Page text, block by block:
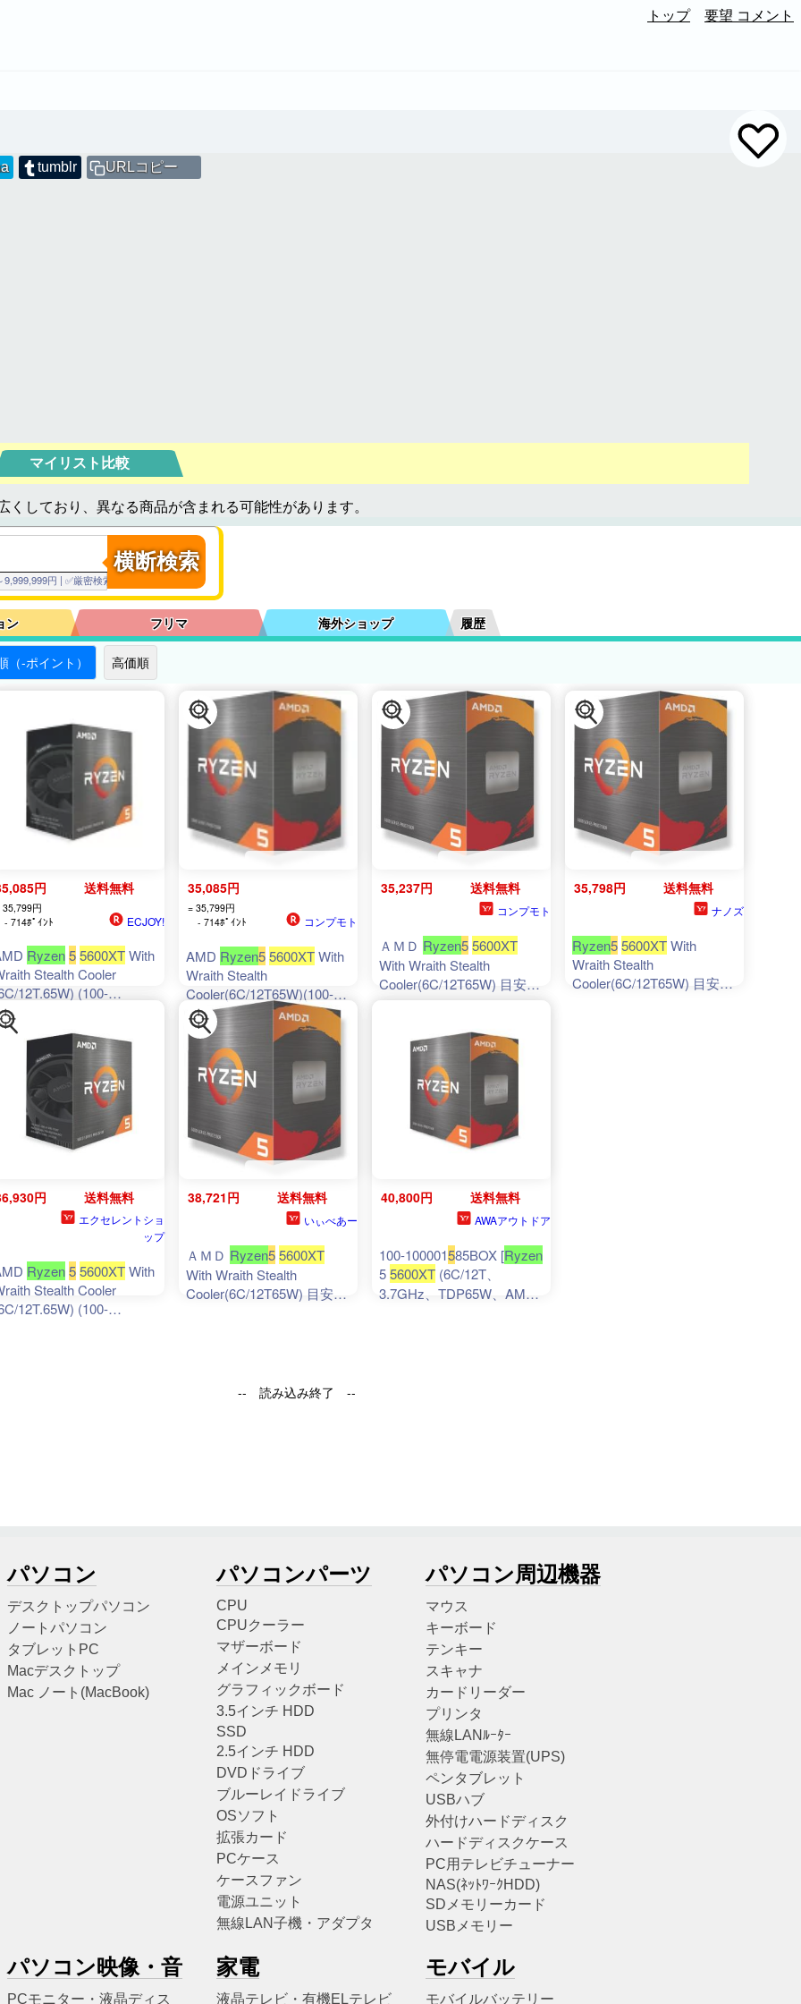
トップ 要望 コメント
tumblr URLコピー
マイリスト比較
しており、異なる商品が含まれる可能性があります。
パソコン
デスクトップパソコン
ノートパソコン
タブレットPC
Macデスクトップ
Mac ノート(MacBook)
パソコンパーツ
CPU
CPUクーラー
マザーボード
メインメモリ
グラフィックボード
3.5インチ HDD
SSD
2.5インチ HDD
DVDドライブ
ブルーレイドライブ
OSソフト
拡張カード
PCケース
ケースファン
電源ユニット
無線LAN子機・アダプタ
パソコン周辺機器
マウス
キーボード
テンキー
スキャナ
カードリーダー
プリンタ
無線LANﾙｰﾀｰ
無停電電源装置(UPS)
ペンタブレット
USBハブ
外付けハードディスク
ハードディスクケース
PC用テレビチューナー
NAS(ﾈｯﾄﾜｰｸHDD)
SDメモリーカード
USBメモリー
パソコン映像・音
PCモニター・液晶ディス
家電
液晶テレビ・有機ELテレビ
モバイル
モバイルバッテリー